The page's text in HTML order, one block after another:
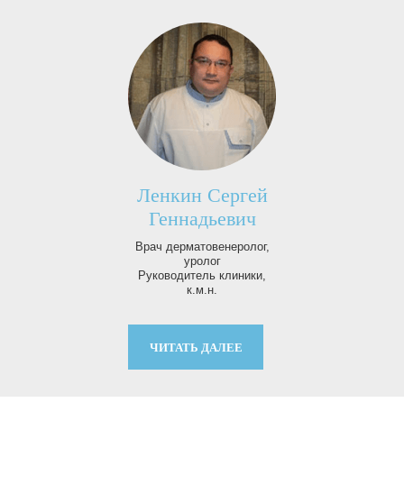
Ленкин Сергей
Геннадьевич
Врач дерматовенеролог,
уролог
Руководитель клиники,
к.м.н.
ЧИТАТЬ ДАЛЕЕ